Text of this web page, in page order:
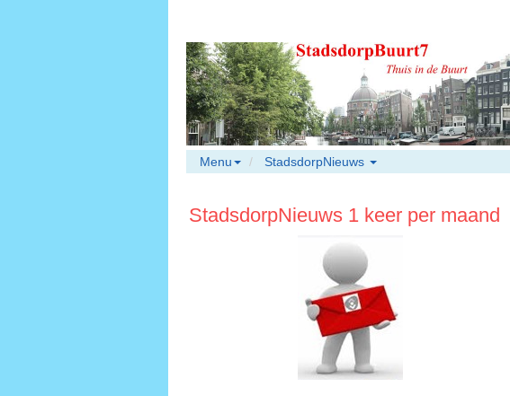
Menu StadsdorpNieuws
StadsdorpNieuws 1 keer per maand